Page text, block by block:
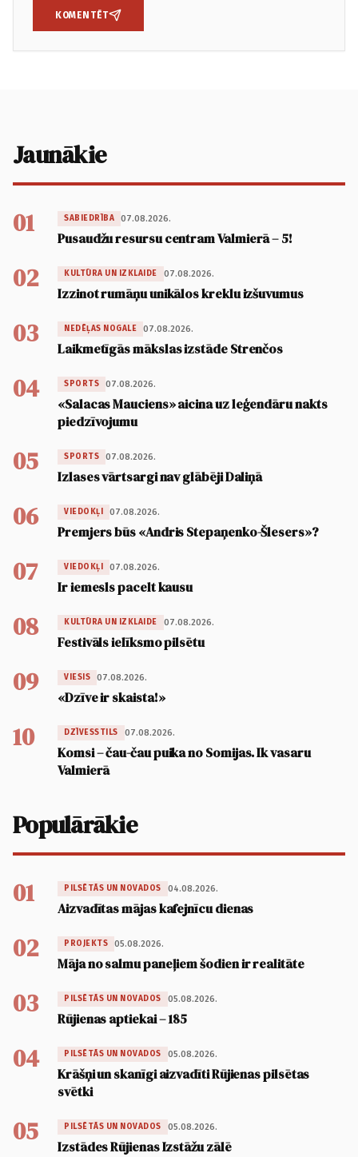
KOMENTĒT
Jaunākie
01 SABIEDRĪBA 07.08.2026.
Pusaudžu resursu centram Valmierā – 5!
02 KULTŪRA UN IZKLAIDE 07.08.2026.
Izzinot rumāņu unikālos kreklu izšuvumus
03 NEDĒĻAS NOGALE 07.08.2026.
Laikmetīgās mākslas izstāde Strenčos
04 SPORTS 07.08.2026.
«Salacas Mauciens» aicina uz leģendāru nakts
piedzīvojumu
05 SPORTS 07.08.2026.
Izlases vārtsargi nav glābēji Daliņā
06 VIEDOKĻI 07.08.2026.
Premjers būs «Andris Stepaņenko-Šlesers»?
07 VIEDOKĻI 07.08.2026.
Ir iemesls pacelt kausu
08 KULTŪRA UN IZKLAIDE 07.08.2026.
Festivāls ielīksmo pilsētu
09 VIESIS 07.08.2026.
«Dzīve ir skaista!»
10 DZĪVESSTILS 07.08.2026.
Komsi – čau-čau puika no Somijas. Ik vasaru
Valmierā
Populārākie
01 PILSĒTĀS UN NOVADOS 04.08.2026.
Aizvadītas mājas kafejnīcu dienas
02 PROJEKTS 05.08.2026.
Māja no salmu paneļiem šodien ir realitāte
03 PILSĒTĀS UN NOVADOS 05.08.2026.
Rūjienas aptiekai – 185
04 PILSĒTĀS UN NOVADOS 05.08.2026.
Krāšņi un skanīgi aizvadīti Rūjienas pilsētas
svētki
05 PILSĒTĀS UN NOVADOS 05.08.2026.
Izstādes Rūjienas Izstāžu zālē